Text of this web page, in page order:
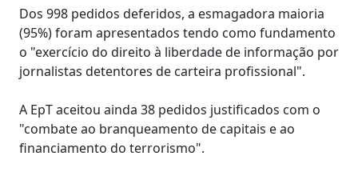
Dos 998 pedidos deferidos, a esmagadora maioria
(95%) foram apresentados tendo como fundamento
o "exercício do direito à liberdade de informação por
jornalistas detentores de carteira profissional".
A EpT aceitou ainda 38 pedidos justificados com o
"combate ao branqueamento de capitais e ao
financiamento do terrorismo".